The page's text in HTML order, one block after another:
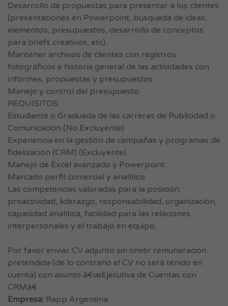
Desarrollo de propuestas para presentar a los clientes
(presentaciones en Powerpoint, búsqueda de ideas,
elementos, presupuestos, desarrollo de conceptos
para briefs creativos, etc).
Mantener archivos de clientes con registros
fotográficos e historia general de las actividades con
informes, propuestas y presupuestos.
Manejo y control del presupuesto.
REQUISITOS:
Estudiante o Graduada de las carreras de Publicidad o
Comunicación (No Excluyente)
Experiencia en la gestión de campañas y programas de
fidelización (CRM) (Excluyente)
Manejo de Excel avanzado y Powerpoint.
Marcado perfil comercial y analítico
Las competencias valoradas para la posición:
proactividad, liderazgo, responsabilidad, organización,
capacidad analítica, facilidad para las relaciones
interpersonales y el trabajo en equipo.
Por favor enviar CV adjunto sin omitir remuneración
pretendida (de lo contrario el CV no será tenido en
cuenta) con asunto â€œEjecutiva de Cuentas con
CRMâ€
Empresa: Rapp Argentina